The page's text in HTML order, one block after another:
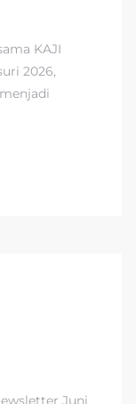
KAJI
2026,
Juni